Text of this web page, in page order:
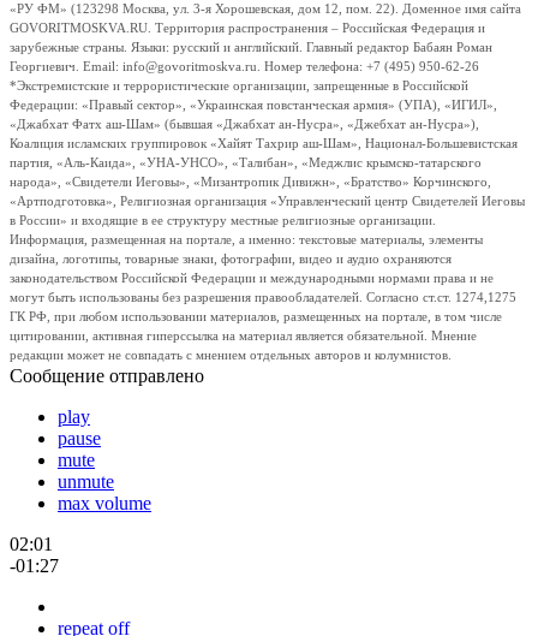
«РУ ФМ» (123298 Москва, ул. 3-я Хорошевская, дом 12, пом. 22). Доменное имя сайта
GOVORITMOSKVA.RU. Территория распространения – Российская Федерация и
зарубежные страны. Языки: русский и английский. Главный редактор Бабаян Роман
Георгиевич. Email: info@govoritmoskva.ru. Номер телефона: +7 (495) 950-62-26
*Экстремистские и террористические организации, запрещенные в Российской
Федерации: «Правый сектор», «Украинская повстанческая армия» (УПА), «ИГИЛ»,
«Джабхат Фатх аш-Шам» (бывшая «Джабхат ан-Нусра», «Джебхат ан-Нусра»),
Коалиция исламских группировок «Хайят Тахрир аш-Шам», Национал-Большевистская
партия, «Аль-Каида», «УНА-УНСО», «Талибан», «Меджлис крымско-татарского
народа», «Свидетели Иеговы», «Мизантропик Дивижн», «Братство» Корчинского,
«Артподготовка», Религиозная организация «Управленческий центр Свидетелей Иеговы
в России» и входящие в ее структуру местные религиозные организации.
Информация, размещенная на портале, а именно: текстовые материалы, элементы
дизайна, логотипы, товарные знаки, фотографии, видео и аудио охраняются
законодательством Российской Федерации и международными нормами права и не
могут быть использованы без разрешения правообладателей. Согласно ст.ст. 1274,1275
ГК РФ, при любом использовании материалов, размещенных на портале, в том числе
цитировании, активная гиперссылка на материал является обязательной. Мнение
редакции может не совпадать с мнением отдельных авторов и колумнистов.
Сообщение отправлено
play
pause
mute
unmute
max volume
02:01
-01:27
repeat off